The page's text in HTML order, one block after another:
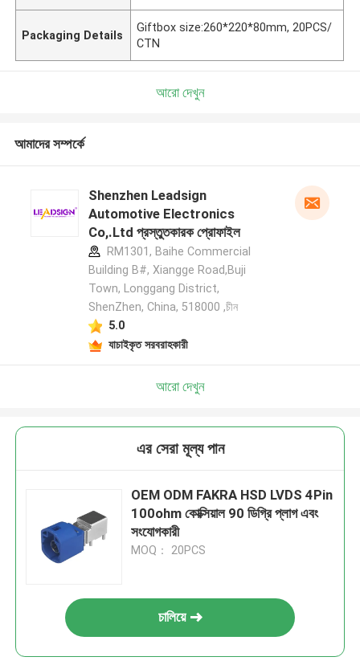
Packaging Details
Giftbox size:260*220*80mm, 20PCS/
CTN
আরো দেখুন
আমাদের সম্পর্কে
Shenzhen Leadsign
Automotive Electronics
Co,.Ltd প্রস্তুতকারক প্রোফাইল
RM1301, Baihe Commercial
Building B#, Xiangge Road,Buji
Town, Longgang District,
ShenZhen, China, 518000 ,চীন
5.0
যাচাইকৃত সরবরাহকারী
আরো দেখুন
এর সেরা মূল্য পান
OEM ODM FAKRA HSD LVDS 4Pin
100ohm কোক্সিয়াল 90 ডিগ্রি প্লাগ এবং
সংযোগকারী
MOQ： 20PCS
চালিয়ে